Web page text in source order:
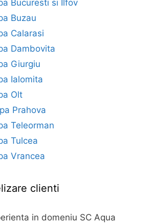
Bucuresti si Ilfov
Buzau
Calarasi
Dambovita
Giurgiu
Ialomita
Olt
Prahova
Teleorman
Tulcea
Vrancea
clienti
in domeniu SC Aqua